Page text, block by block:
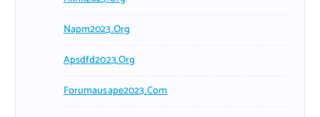
Napm2023.org
Apsdfd2023.org
Forumausape2023.com